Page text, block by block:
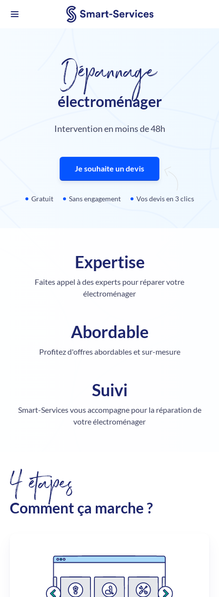
Dépannage
électroménager
Intervention en moins de 48h
Je souhaite un devis
Gratuit Sans engagement Vos devis en 3 clics
Expertise
Faites appel à des experts pour réparer votre
électroménager
Abordable
Profitez d'offres abordables et sur-mesure
Suivi
Smart-Services vous accompagne pour la réparation de
votre électroménager
4 étapes
Comment ça marche ?